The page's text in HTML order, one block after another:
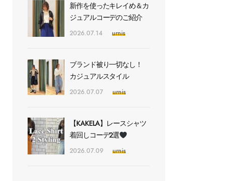
新作を使ったキレイめ＆カ
ジュアルコーデのご紹介
2026.07.14 urnis
ブランド被り一切なし！
カジュアルスタイル
2026.07.07 urnis
【KAKELA】レースシャツ
着回しコーデ2選
2026.07.09 urnis